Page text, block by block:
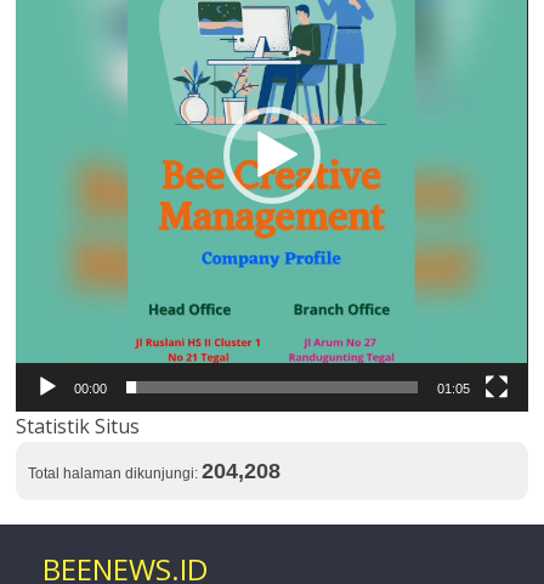
00:00 01:05
Statistik Situs
Total halaman dikunjungi:204,208
BEENEWS.ID